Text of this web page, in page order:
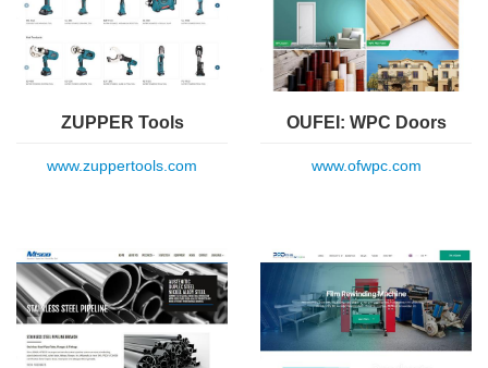
ZUPPER Tools
www.zuppertools.com
OUFEI: WPC Doors
www.ofwpc.com